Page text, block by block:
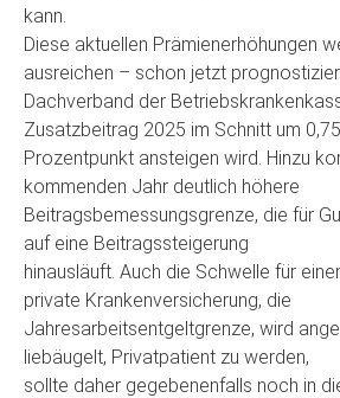
kann.
Diese aktuellen Prämienerhöhungen
ausreichen – schon jetzt
Dachverband der
Zusatzbeitrag 2025 im Schnitt um 0,75
Prozentpunkt ansteigen wird. Hinzu
kommenden Jahr deutlich höhere
Beitragsbemessungsgrenze, die für
auf eine Beitragssteigerung
hinausläuft. Auch die Schwelle für
private Krankenversicherung, die
Jahresarbeitsentgeltgrenze, wird
liebäugelt, Privatpatient zu werden,
sollte daher gegebenenfalls noch in